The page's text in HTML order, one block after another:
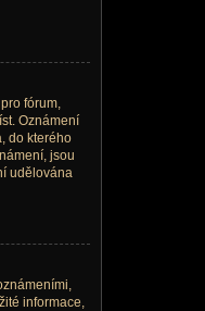
fórum,
Oznámení
do kterého
jsou
udělována
informace,